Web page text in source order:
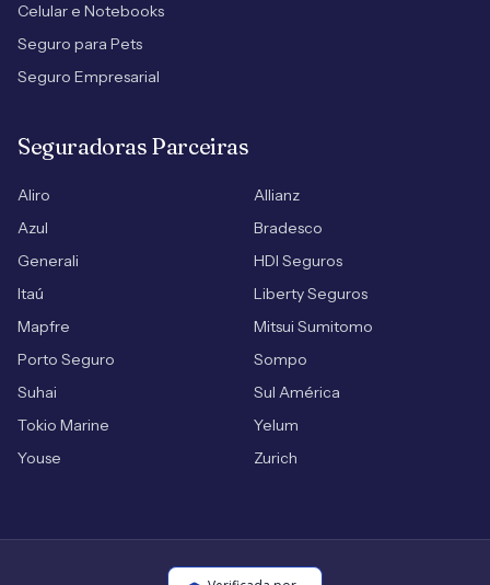
Celular e Notebooks
Seguro para Pets
Seguro Empresarial
Seguradoras Parceiras
Aliro
Allianz
Azul
Bradesco
Generali
HDI Seguros
Itaú
Liberty Seguros
Mapfre
Mitsui Sumitomo
Porto Seguro
Sompo
Suhai
Sul América
Tokio Marine
Yelum
Youse
Zurich